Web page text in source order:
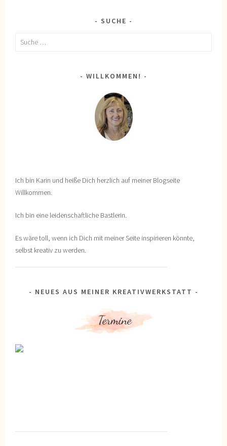
SUCHE
Suche
WILLKOMMEN!
Ich bin Karin und heiße Dich herzlich auf meiner Blogseite
Willkommen.
Ich bin eine leidenschaftliche Bastlerin.
Es wäre toll, wenn ich Dich mit meiner Seite inspirieren könnte,
selbst kreativ zu werden.
NEUES AUS MEINER KREATIVWERKSTATT